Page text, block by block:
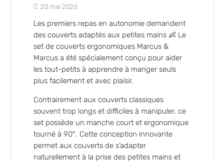
20 mai 2026
Les premiers repas en autonomie demandent
des couverts adaptés aux petites mains 👶 Le
set de couverts ergonomiques Marcus &
Marcusa été spécialement conçu pour aider
les tout-petits à apprendre à manger seuls
plus facilement et avec plaisir.
Contrairement aux couverts classiques
souvent trop longs et difficiles à manipuler, ce
set possède un manche court et ergonomique
tourné à 90°. Cette conception innovante
permet aux couverts de s’adapter
naturellement à la prise des petites mains et